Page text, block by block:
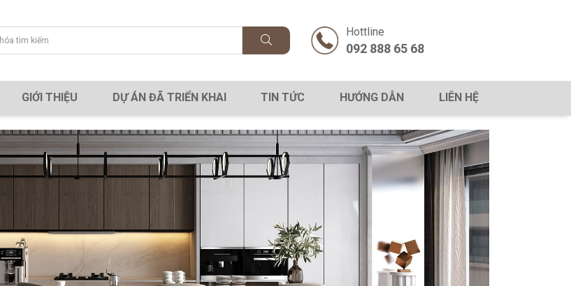
Hottline
092 888 65 68
GIỚI THIỆU DỰ ÁN ĐÃ TRIỂN KHAI TIN TỨC HƯỚNG DẪN LIÊN HỆ